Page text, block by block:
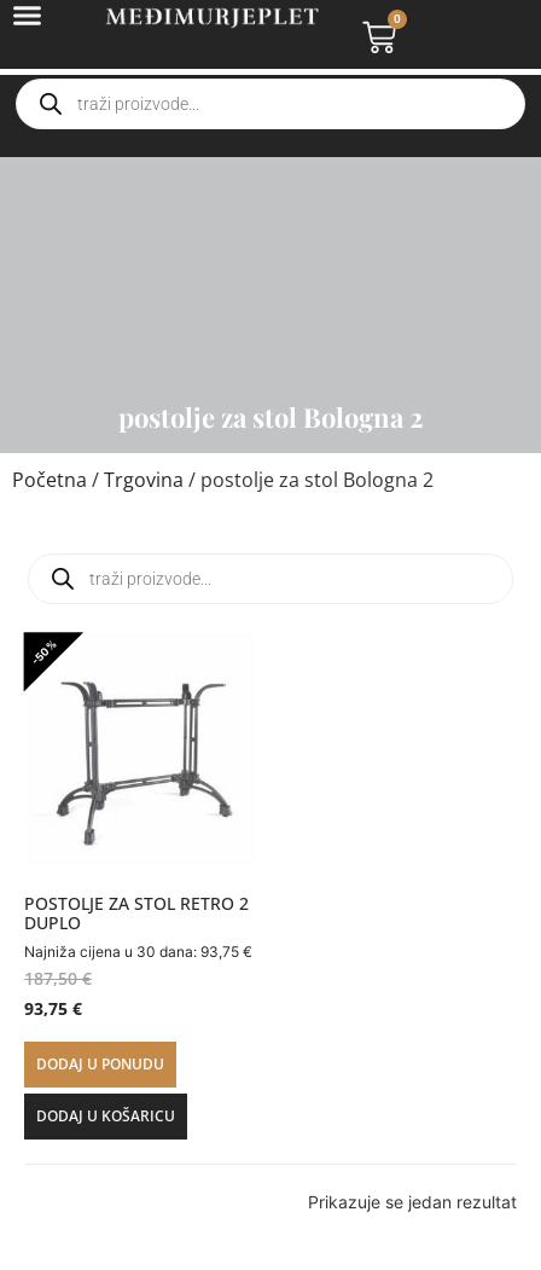
0
postolje za stol Bologna 2
Početna /Trgovina / postolje za stol Bologna 2
-50%
POSTOLJE ZA STOL RETRO 2
DUPLO
Najniža cijena u 30 dana: 93,75 €
187,50€
93,75 €
DODAJ U PONUDU
DODAJ U KOŠARICU
Prikazuje se jedan rezultat